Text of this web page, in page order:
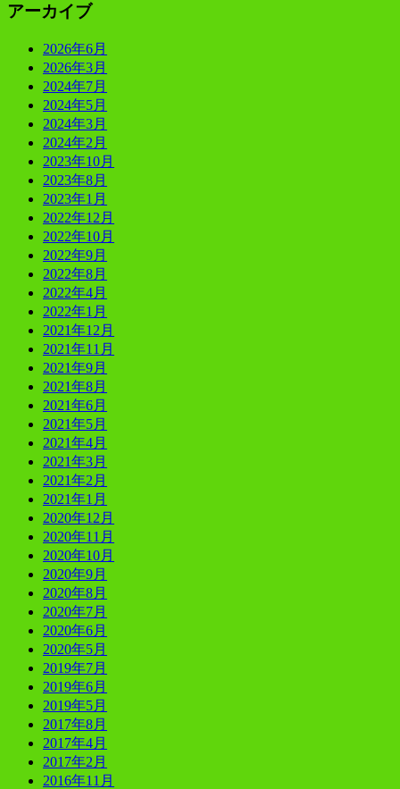
アーカイブ
2026年6月
2026年3月
2024年7月
2024年5月
2024年3月
2024年2月
2023年10月
2023年8月
2023年1月
2022年12月
2022年10月
2022年9月
2022年8月
2022年4月
2022年1月
2021年12月
2021年11月
2021年9月
2021年8月
2021年6月
2021年5月
2021年4月
2021年3月
2021年2月
2021年1月
2020年12月
2020年11月
2020年10月
2020年9月
2020年8月
2020年7月
2020年6月
2020年5月
2019年7月
2019年6月
2019年5月
2017年8月
2017年4月
2017年2月
2016年11月